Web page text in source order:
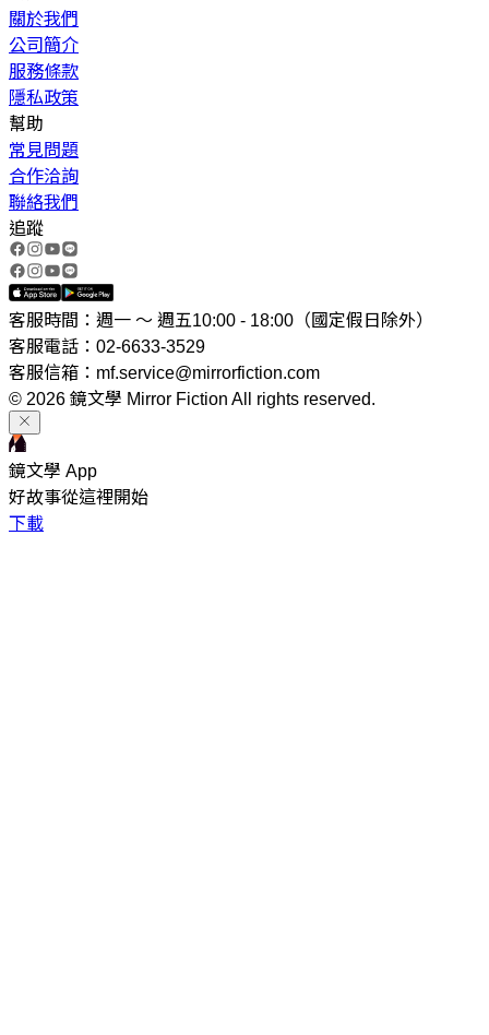
關於我們
公司簡介
服務條款
隱私政策
幫助
常見問題
合作洽詢
聯絡我們
追蹤
客服時間：週一 ～ 週五10:00 - 18:00（國定假日除外）
客服電話：02-6633-3529
客服信箱：mf.service@mirrorfiction.com
© 2026 鏡文學 Mirror Fiction All rights reserved.
鏡文學 App
好故事從這裡開始
下載